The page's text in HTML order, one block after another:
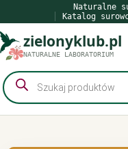
do
treści
Naturalne
Katalog
zielonyklub.pl
NATURALNE LABORATORIUM
Wyszukiwarka
produktów